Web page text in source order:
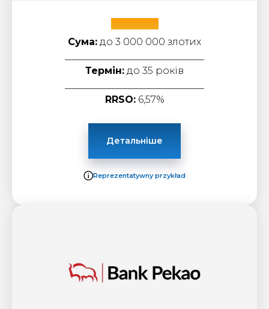
Сума: до 3 000 000 злотих
Термін: до 35 років
RRSO:6,57%
Детальніше
Reprezentatywny przykład